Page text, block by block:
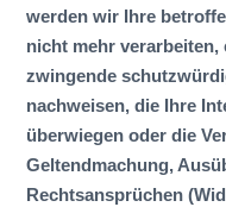
werden wir Ihre
nicht mehr verarbeiten,
zwingende
nachweisen, die Ihre
überwiegen oder die
Geltendmachung,
Rechtsansprüchen